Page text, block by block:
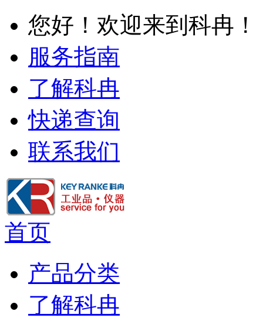
您好！欢迎来到科冉！
服务指南
了解科冉
快递查询
联系我们
首页
产品分类
了解科冉